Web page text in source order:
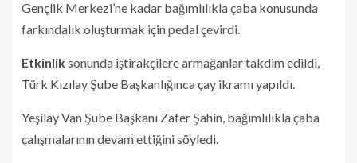
Gençlik Merkezi’ne kadar bağımlılıkla çaba konusunda
farkındalık oluşturmak için pedal çevirdi.
Etkinliksonunda iştirakçilere armağanlar takdim edildi,
Türk Kızılay Şube Başkanlığınca çay ikramı yapıldı.
Yeşilay Van Şube Başkanı Zafer Şahin, bağımlılıkla çaba
çalışmalarının devam ettiğini söyledi.